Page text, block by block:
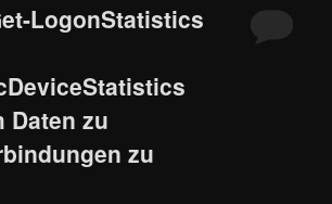
LogonStatistics
Daten zu
zu